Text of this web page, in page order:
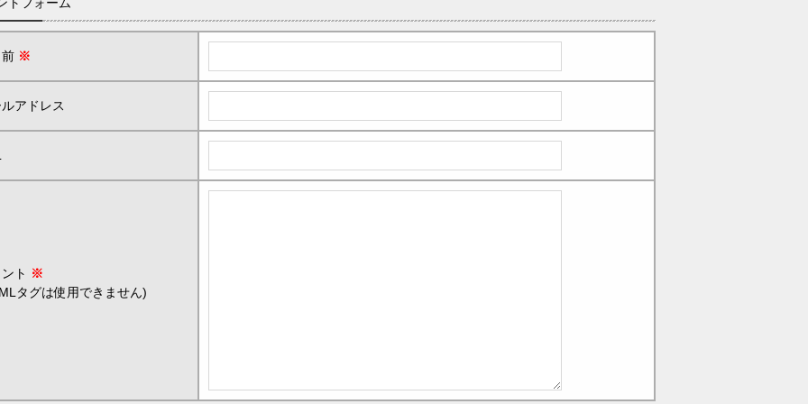
※
ルアドレス
ト ※
タグは使用できません)